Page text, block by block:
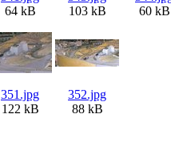
64 kB
103 kB
60 kB
351.jpg
122 kB
352.jpg
88 kB